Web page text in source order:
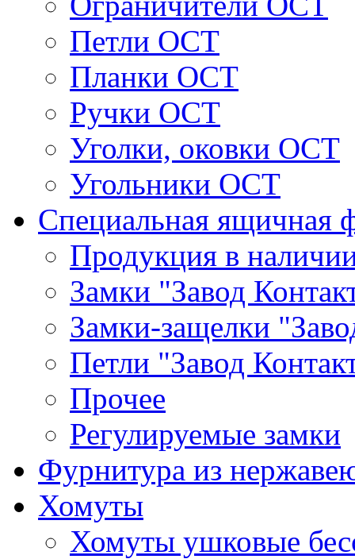
Петли ОСТ
Планки ОСТ
Ручки ОСТ
Уголки, оковки ОСТ
Угольники ОСТ
Специальная ящичная
Продукция в
Замки "Завод
Замки-защелки
Петли "Завод
Прочее
Регулируемые замки
Фурнитура из
Хомуты
Хомуты ушковые